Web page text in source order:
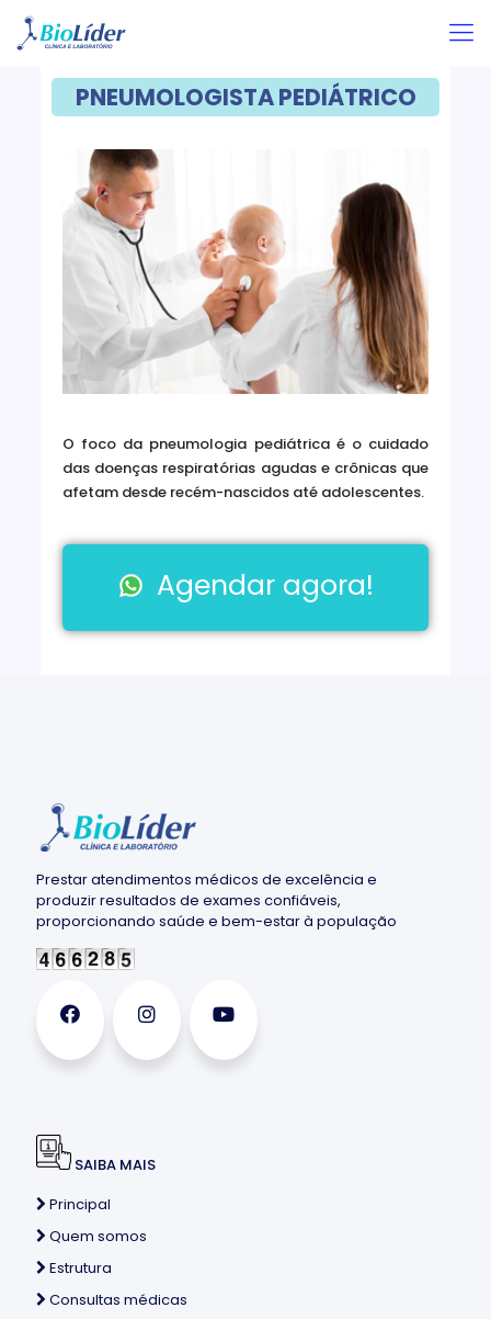
PNEUMOLOGISTA PEDIÁTRICO
O foco da pneumologia pediátrica é o cuidado
das doenças respiratórias agudas e crônicas que
afetam desde recém-nascidos até adolescentes.
Agendar agora!
Prestar atendimentos médicos de excelência e
produzir resultados de exames confiáveis,
proporcionando saúde e bem-estar à população
SAIBA MAIS
Principal
Quem somos
Estrutura
Consultas médicas